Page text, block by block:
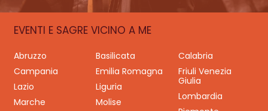
EVENTI E SAGRE VICINO A ME
Abruzzo Basilicata
Calabria
Campania
Emilia Romagna
Friuli Venezia
Giulia
Lazio
Liguria
Lombardia
Marche
Molise